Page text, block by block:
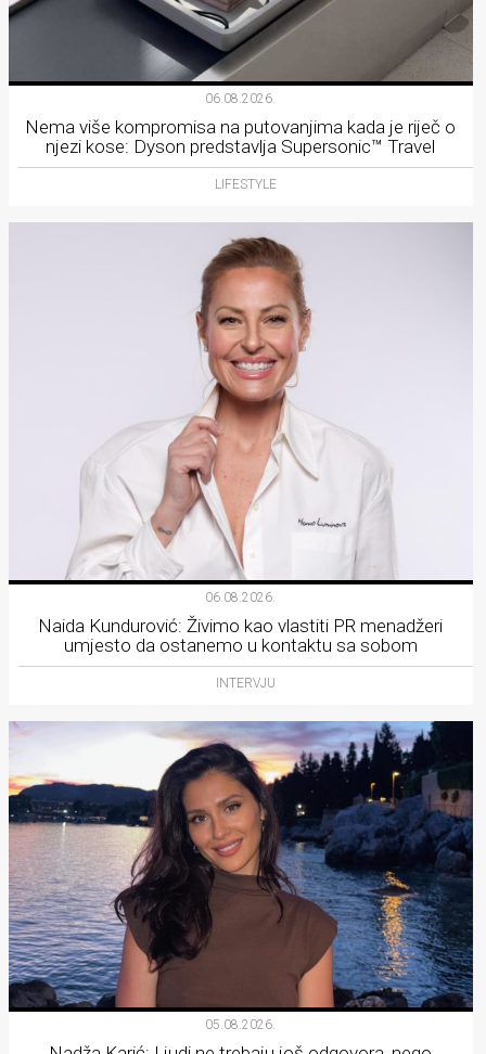
06.08.2026.
Nema više kompromisa na putovanjima kada je riječ o
njezi kose: Dyson predstavlja Supersonic™ Travel
LIFESTYLE
06.08.2026.
Naida Kundurović: Živimo kao vlastiti PR menadžeri
umjesto da ostanemo u kontaktu sa sobom
INTERVJU
05.08.2026.